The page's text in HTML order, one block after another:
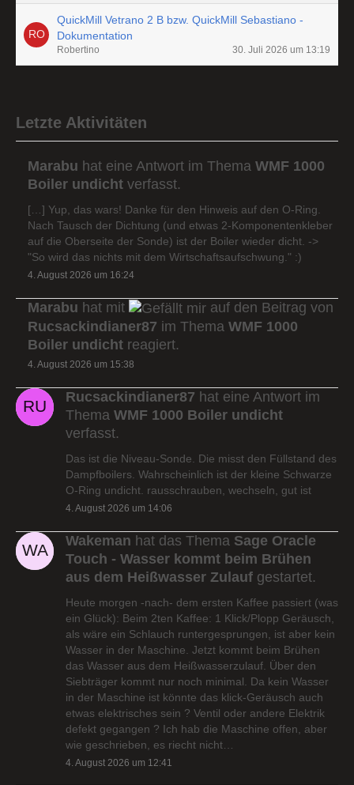
QuickMill Vetrano 2 B bzw. QuickMill Sebastiano -
Dokumentation
Robertino 30. Juli 2026 um 13:19
Letzte Aktivitäten
Marabu hat eine Antwort im Thema WMF 1000
Boiler undicht verfasst.
[…] Yup, das wars! Danke für den Hinweis auf den O-Ring.
Nach Tausch der Dichtung (und etwas 2-Komponentenkleber
auf die Oberseite der Sonde) ist der Boiler wieder dicht. ->
"So wird das nichts mit dem Wirtschaftsaufschwung." :)
4. August 2026 um 16:24
Marabu hat mit
auf den Beitrag von
Rucsackindianer87 im Thema WMF 1000
Boiler undicht reagiert.
4. August 2026 um 15:38
Rucsackindianer87 hat eine Antwort im
Thema WMF 1000 Boiler undicht
verfasst.
Das ist die Niveau-Sonde. Die misst den Füllstand des
Dampfboilers. Wahrscheinlich ist der kleine Schwarze
O-Ring undicht. rausschrauben, wechseln, gut ist
4. August 2026 um 14:06
Wakeman hat das Thema Sage Oracle
Touch - Wasser kommt beim Brühen
aus dem Heißwasser Zulauf gestartet.
Heute morgen -nach- dem ersten Kaffee passiert (was
ein Glück): Beim 2ten Kaffee: 1 Klick/Plopp Geräusch,
als wäre ein Schlauch runtergesprungen, ist aber kein
Wasser in der Maschine. Jetzt kommt beim Brühen
das Wasser aus dem Heißwasserzulauf. Über den
Siebträger kommt nur noch minimal. Da kein Wasser
in der Maschine ist könnte das klick-Geräusch auch
etwas elektrisches sein ? Ventil oder andere Elektrik
defekt gegangen ? Ich hab die Maschine offen, aber
wie geschrieben, es riecht nicht…
4. August 2026 um 12:41